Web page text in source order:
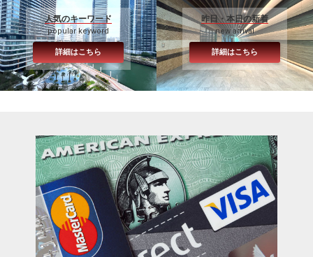
人気のキーワード
popular keyword
詳細はこちら
昨日・本日の新着
new arrival
詳細はこちら